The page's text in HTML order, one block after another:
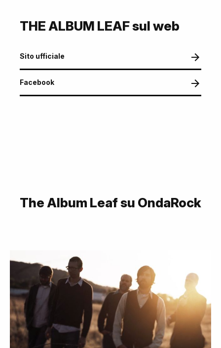
THE ALBUM LEAF sul web
Sito ufficiale
Facebook
The Album Leaf su OndaRock